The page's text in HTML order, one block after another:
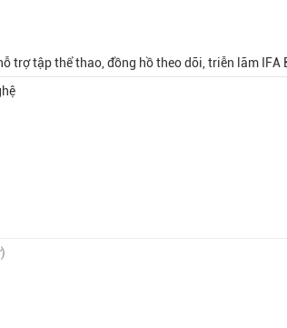
trợ tập thể thao, đồng hồ theo dõi, triễn lãm IFA